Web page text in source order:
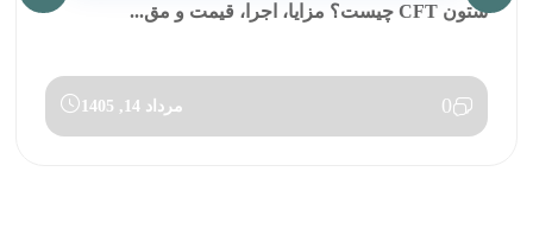
ستون CFT چیست؟ مزایا، اجرا، قیمت و مق...
0 مرداد 14, 1405